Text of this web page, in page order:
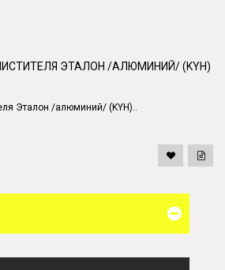
ЭТАЛОН /АЛЮМИНИЙ/ (KYH)
Эталон /алюминий/ (KYH)..